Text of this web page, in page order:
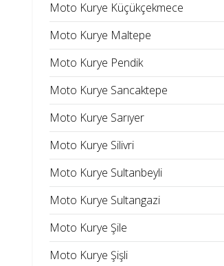
Moto Kurye Küçükçekmece
Moto Kurye Maltepe
Moto Kurye Pendik
Moto Kurye Sancaktepe
Moto Kurye Sarıyer
Moto Kurye Silivri
Moto Kurye Sultanbeyli
Moto Kurye Sultangazi
Moto Kurye Şile
Moto Kurye Şişli